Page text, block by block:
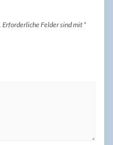
Erforderliche Felder sind mit *